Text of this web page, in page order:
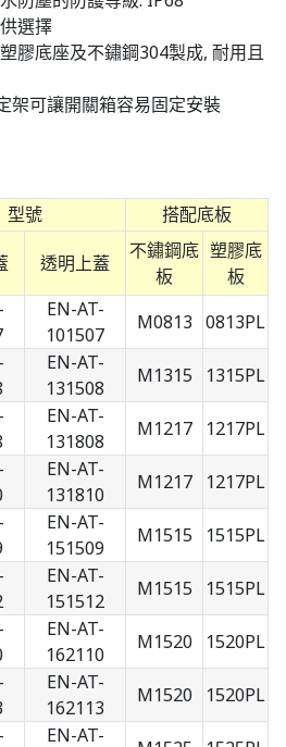
選擇
膠底座及不鏽鋼304製成, 耐用且
架可讓開關箱容易固定安裝
型號 搭配底板
透明上蓋
不鏽鋼底
板
塑膠底
板
EN-AT-
101507
M0813 0813PL
EN-AT-
131508
M1315 1315PL
EN-AT-
131808
M1217 1217PL
EN-AT-
131810
M1217 1217PL
EN-AT-
151509
M1515 1515PL
EN-AT-
151512
M1515 1515PL
EN-AT-
162110
M1520 1520PL
EN-AT-
162113
M1520 1520PL
EN-AT-